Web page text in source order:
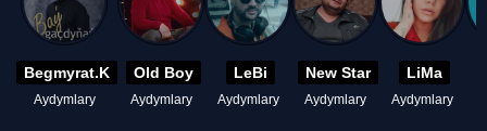
Begmyrat.K
Aydymlary
Old Boy
Aydymlary
LeBi
Aydymlary
New Star
Aydymlary
LiMa
Aydymlary